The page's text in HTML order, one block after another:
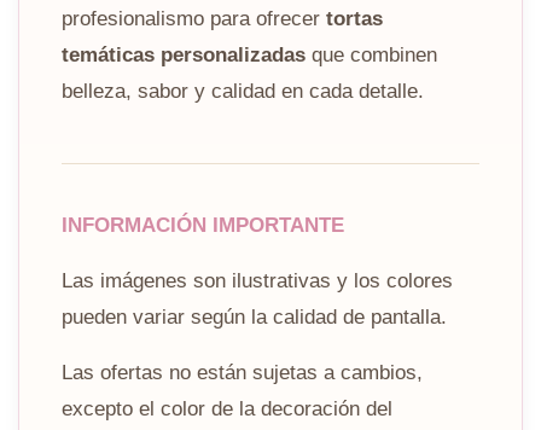
profesionalismo para ofrecer tortas
temáticas personalizadas que combinen
belleza, sabor y calidad en cada detalle.
INFORMACIÓN IMPORTANTE
Las imágenes son ilustrativas y los colores
pueden variar según la calidad de pantalla.
Las ofertas no están sujetas a cambios,
excepto el color de la decoración del